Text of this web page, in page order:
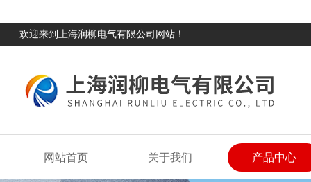
欢迎来到上海润柳电气有限公司网站！
网站首页 关于我们 产品中心